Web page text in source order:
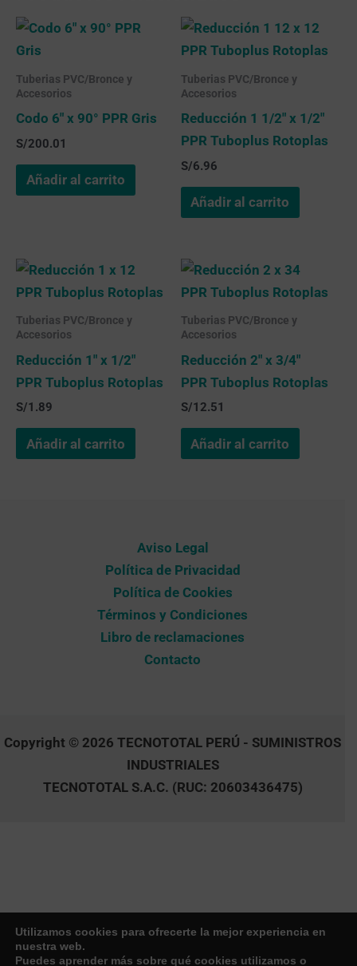
Tuberias PVC/Bronce y
Accesorios
Codo 6″ x 90° PPR Gris
S/200.01
Añadir al carrito
Tuberias PVC/Bronce y
Accesorios
Reducción 1 1/2″ x 1/2″
PPR Tuboplus Rotoplas
S/6.96
Añadir al carrito
Tuberias PVC/Bronce y
Accesorios
Reducción 1″ x 1/2″
PPR Tuboplus Rotoplas
S/1.89
Añadir al carrito
Tuberias PVC/Bronce y
Accesorios
Reducción 2″ x 3/4″
PPR Tuboplus Rotoplas
S/12.51
Añadir al carrito
Aviso Legal
Política de Privacidad
Política de Cookies
Términos y Condiciones
Libro de reclamaciones
Contacto
Copyright © 2026 TECNOTOTAL PERÚ - SUMINISTROS
INDUSTRIALES
TECNOTOTAL S.A.C. (RUC: 20603436475)
Utilizamos cookies para ofrecerte la mejor experiencia en
nuestra web.
Puedes aprender más sobre qué cookies utilizamos o